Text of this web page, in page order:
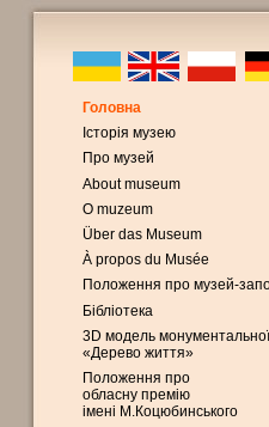
Головна
Історія музею
Про музей
About museum
O muzeum
Über das Museum
À propos du Musée
Положення про музей-
Бібліотека
3D модель монументальної
«Дерево життя»
Положення про
обласну премію
імені М.Коцюбинського